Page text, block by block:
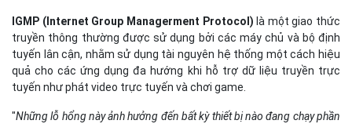
IGMP (Internet Group Managerment Protocol) là một giao thức
truyền thông thường được sử dụng bởi các máy chủ và bộ định
tuyến lân cận, nhằm sử dụng tài nguyên hệ thống một cách hiệu
quả cho các ứng dụng đa hướng khi hỗ trợ dữ liệu truyền trực
tuyến như phát video trực tuyến và chơi game.
"Những lỗ hổng này ảnh hưởng đến bất kỳ thiết bị nào đang chạy phần